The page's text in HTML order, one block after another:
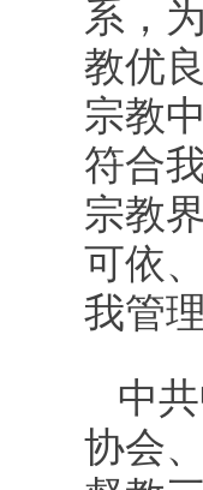
系，
教优
宗教
符合
宗教
可依
我管
中
协会